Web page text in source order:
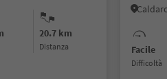
20.7 km
distanza Facile
Difficoltà